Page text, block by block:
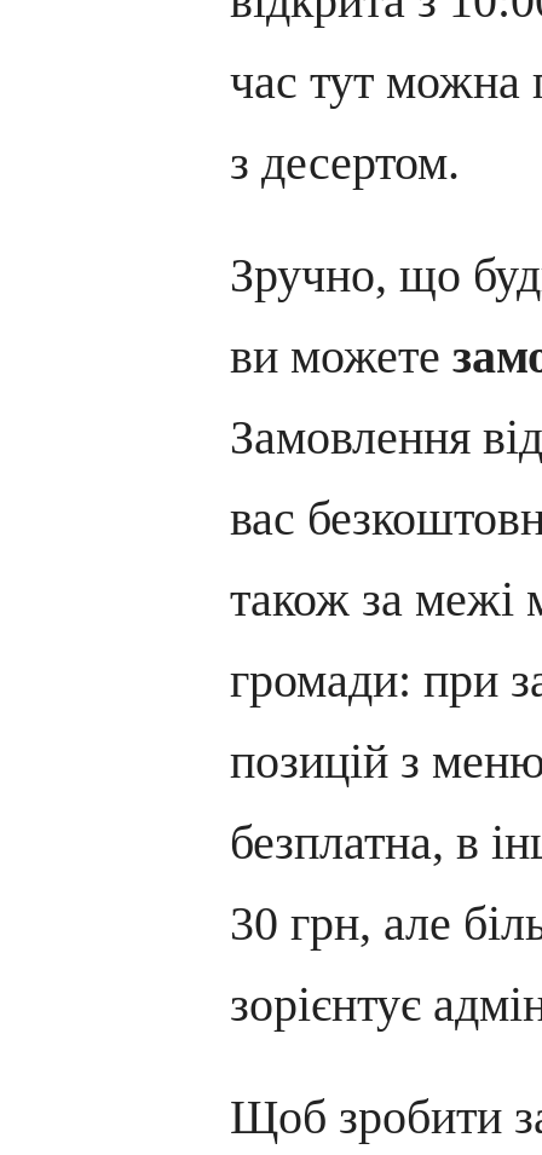
час тут можна
з десертом.
Зручно, що
ви можете
Замовлення
вас
також за межі
громади: при
позицій з
безплатна, в
30 грн, але
зорієнтує
Щоб зробити